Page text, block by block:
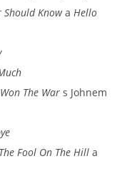
Should Knowa Hello
The War s Johnem
The Fool On The Hill a